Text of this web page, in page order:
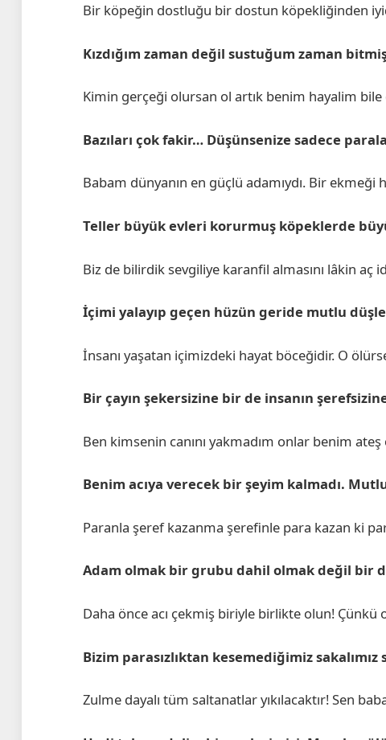
Bir köpeğin dostluğu bir dostun köpekliğinden
Kızdığım zaman değil sustuğum zaman
Kimin gerçeği olursan ol artık benim hayalim bile
Bazıları çok fakir… Düşünsenize sadece
Babam dünyanın en güçlü adamıydı. Bir
Teller büyük evleri korurmuş köpeklerde
Biz de bilirdik sevgiliye karanfil almasını lâkin aç
İçimi yalayıp geçen hüzün geride mutlu
İnsanı yaşatan içimizdeki hayat böceğidir. O
Bir çayın şekersizine bir de insanın
Ben kimsenin canını yakmadım onlar benim
Benim acıya verecek bir şeyim kalmadı.
Paranla şeref kazanma şerefinle para kazan ki
Adam olmak bir grubu dahil olmak değil bir
Daha önce acı çekmiş biriyle birlikte olun!
Bizim parasızlıktan kesemediğimiz
Zulme dayalı tüm saltanatlar yıkılacaktır! Sen